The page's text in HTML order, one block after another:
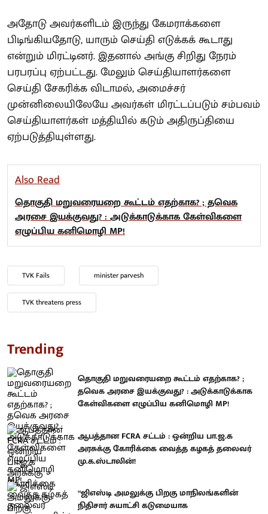
அதோடு அவர்களிடம் இருந்து கேமராக்களை
பிடிங்கியதோடு, யாரும் செய்தி எடுக்கக் கூடாது
என்றும் மிரட்டினர். இதனால் அங்கு சிறிது நேரம்
பரபரப்பு ஏற்பட்டது. மேலும் செய்தியாளர்களை
செய்தி சேகரிக்க விடாமல், அமைச்சர்
முன்னிலையிலேயே அவர்கள் மிரட்டப்படும் சம்பவம்
செய்தியாளர்கள் மத்தியில் கடும் அதிருப்தியை
ஏற்படுத்தியுள்ளது.
Also Read
தொகுதி மறுவரையறை கூட்டம் எதற்காக? ; தவெக
அரசை இயக்குவது? : அடுக்காடுக்காக கேள்விகளை
எழுப்பிய கனிமொழி MP!
TVK Fails minister parvesh
TVK threatens press
Trending
தொகுதி மறுவரையறை கூட்டம் எதற்காக? ;
தவெக அரசை இயக்குவது? : அடுக்காடுக்காக
கேள்விகளை எழுப்பிய கனிமொழி MP!
ஆபத்தான FCRA சட்டம் : ஒன்றிய பா.ஜ.க
அரசுக்கு கோரிக்கை வைத்த கழகத் தலைவர்
மு.க.ஸ்டாலின்!
“ஜிஎஸ்டி அமலுக்கு பிறகு மாநிலங்களின்
நிதிசார் சுயாட்சி கடுமையாக